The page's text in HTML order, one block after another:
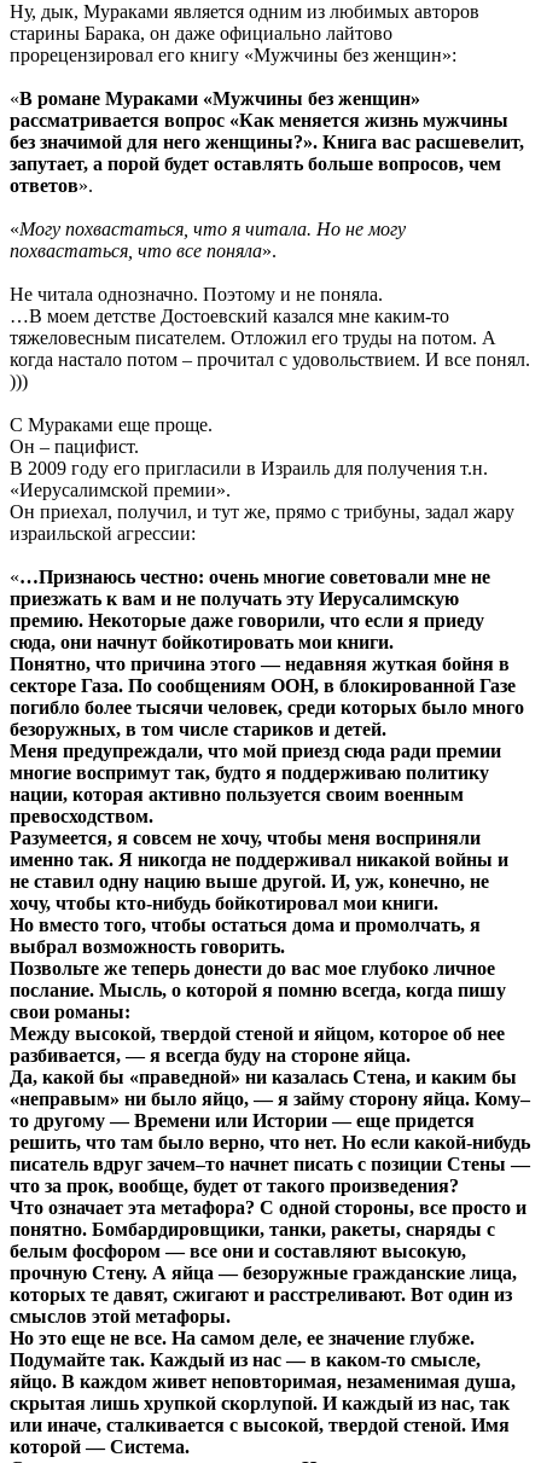
Ну, дык, Мураками является одним из любимых авторов
старины Барака, он даже официально лайтово
прорецензировал его книгу «Мужчины без женщин»:
«В романе Мураками «Мужчины без женщин»
рассматривается вопрос «Как меняется жизнь мужчины
без значимой для него женщины?». Книга вас расшевелит,
запутает, а порой будет оставлять больше вопросов, чем
ответов».
«Могу похвастаться, что я читала. Но не могу
похвастаться, что все поняла».
Не читала однозначно. Поэтому и не поняла.
…В моем детстве Достоевский казался мне каким-то
тяжеловесным писателем. Отложил его труды на потом. А
когда настало потом – прочитал с удовольствием. И все понял.
)))
С Мураками еще проще.
Он – пацифист.
В 2009 году его пригласили в Израиль для получения т.н.
«Иерусалимской премии».
Он приехал, получил, и тут же, прямо с трибуны, задал жару
израильской агрессии:
«…Признаюсь честно: очень многие советовали мне не
приезжать к вам и не получать эту Иерусалимскую
премию. Некоторые даже говорили, что если я приеду
сюда, они начнут бойкотировать мои книги.
Понятно, что причина этого — недавняя жуткая бойня в
секторе Газа. По сообщениям ООН, в блокированной Газе
погибло более тысячи человек, среди которых было много
безоружных, в том числе стариков и детей.
Меня предупреждали, что мой приезд сюда ради премии
многие воспримут так, будто я поддерживаю политику
нации, которая активно пользуется своим военным
превосходством.
Разумеется, я совсем не хочу, чтобы меня восприняли
именно так. Я никогда не поддерживал никакой войны и
не ставил одну нацию выше другой. И, уж, конечно, не
хочу, чтобы кто-нибудь бойкотировал мои книги.
Но вместо того, чтобы остаться дома и промолчать, я
выбрал возможность говорить.
Позвольте же теперь донести до вас мое глубоко личное
послание. Мысль, о которой я помню всегда, когда пишу
свои романы:
Между высокой, твердой стеной и яйцом, которое об нее
разбивается, — я всегда буду на стороне яйца.
Да, какой бы «праведной» ни казалась Стена, и каким бы
«неправым» ни было яйцо, — я займу сторону яйца. Кому–
то другому — Времени или Истории — еще придется
решить, что там было верно, что нет. Но если какой-нибудь
писатель вдруг зачем–то начнет писать с позиции Стены —
что за прок, вообще, будет от такого произведения?
Что означает эта метафора? С одной стороны, все просто и
понятно. Бомбардировщики, танки, ракеты, снаряды с
белым фосфором — все они и составляют высокую,
прочную Стену. А яйца — безоружные гражданские лица,
которых те давят, сжигают и расстреливают. Вот один из
смыслов этой метафоры.
Но это еще не все. На самом деле, ее значение глубже.
Подумайте так. Каждый из нас — в каком-то смысле,
яйцо. В каждом живет неповторимая, незаменимая душа,
скрытая лишь хрупкой скорлупой. И каждый из нас, так
или иначе, сталкивается с высокой, твердой стеной. Имя
которой — Система.